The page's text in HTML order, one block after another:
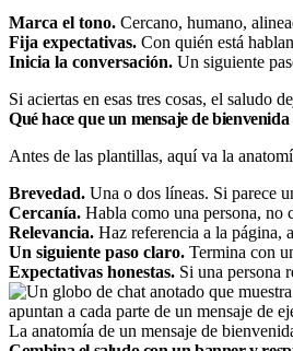
Marca el tono. Cercano, humano,
Fija expectativas. Con quién está
Inicia la conversación. Un siguiente
Si aciertas en esas tres cosas, el saludo
Qué hace que un mensaje de
Antes de las plantillas, aquí va la
Brevedad. Una o dos líneas. Si parece
Cercanía. Habla como una persona, no
Relevancia. Haz referencia a la página,
Un siguiente paso claro. Termina con
Expectativas honestas. Si una persona
La anatomía de un mensaje de